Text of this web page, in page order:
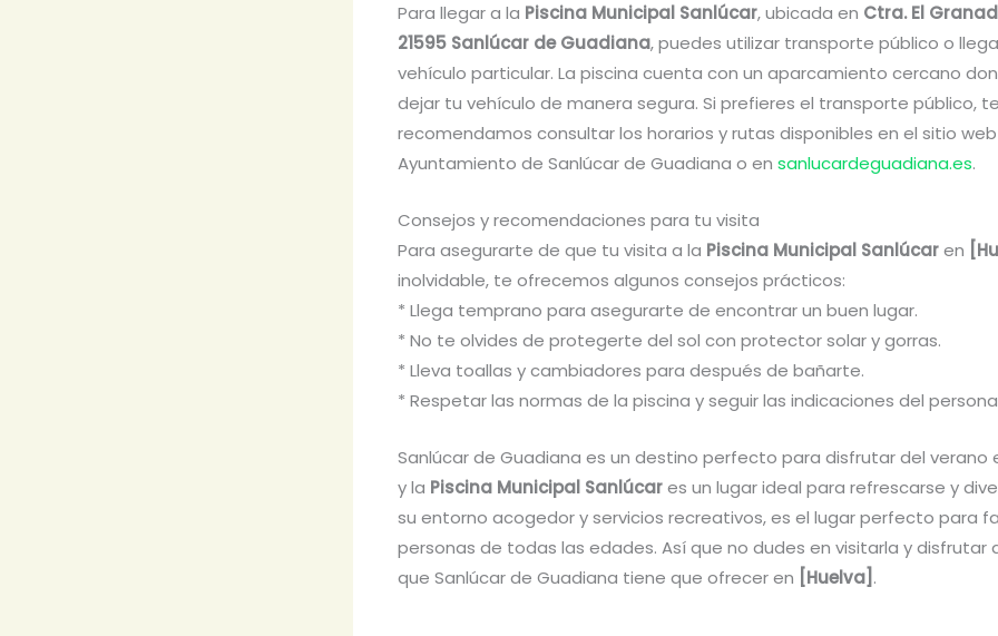
Para llegar a la Piscina Municipal Sanlúcar, ubicada en Ctra. El
21595 Sanlúcar de Guadiana, puedes utilizar transporte público o
vehículo particular. La piscina cuenta con un aparcamiento cercano
dejar tu vehículo de manera segura. Si prefieres el transporte público, te
recomendamos consultar los horarios y rutas disponibles en el sitio
Ayuntamiento de Sanlúcar de Guadiana o en sanlucardeguadiana.es.
Consejos y recomendaciones para tu visita
Para asegurarte de que tu visita a la Piscina Municipal Sanlúcaren
inolvidable, te ofrecemos algunos consejos prácticos:
* Llega temprano para asegurarte de encontrar un buen lugar.
* No te olvides de protegerte del sol con protector solar y gorras.
* Lleva toallas y cambiadores para después de bañarte.
* Respetar las normas de la piscina y seguir las indicaciones del
Sanlúcar de Guadiana es un destino perfecto para disfrutar del verano
y la Piscina Municipal Sanlúcares un lugar ideal para refrescarse y
su entorno acogedor y servicios recreativos, es el lugar perfecto para
personas de todas las edades. Así que no dudes en visitarla y disfrutar
que Sanlúcar de Guadiana tiene que ofrecer en
[Huelva] .